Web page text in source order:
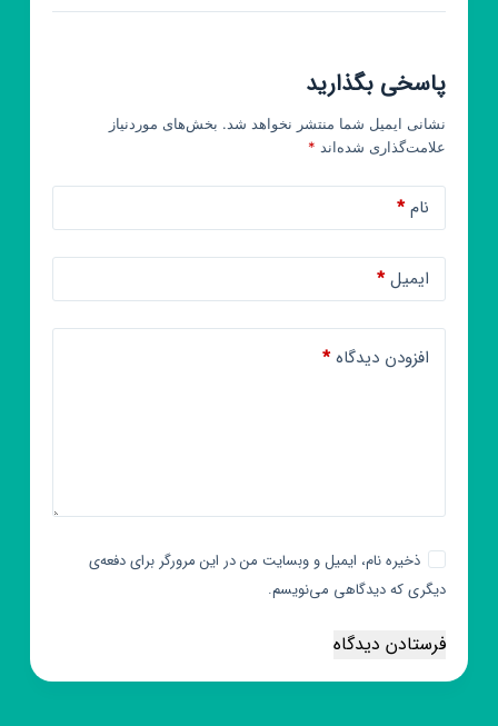
پاسخی بگذارید
نشانی ایمیل شما منتشر نخواهد شد. بخش‌های موردنیاز
علامت‌گذاری شده‌اند *
نام*
ایمیل*
افزودن دیدگاه*
ذخیره نام، ایمیل و وبسایت من در این مرورگر برای دفعه‌ی
دیگری که دیدگاهی می‌نویسم.
فرستادن دیدگاه